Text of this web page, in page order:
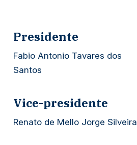
Presidente
Fabio Antonio Tavares dos
Santos
Vice-presidente
Renato de Mello Jorge Silveira